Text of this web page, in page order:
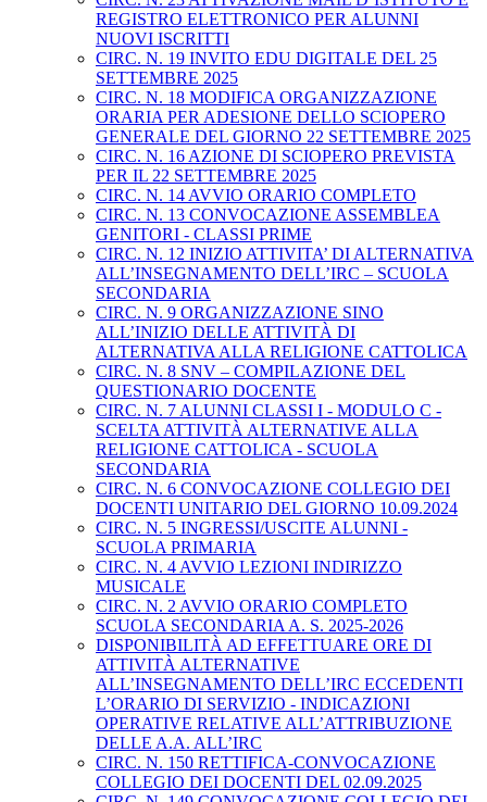
REGISTRO ELETTRONICO PER ALUNNI
NUOVI ISCRITTI
CIRC. N. 19 INVITO EDU DIGITALE DEL 25
SETTEMBRE 2025
CIRC. N. 18 MODIFICA ORGANIZZAZIONE
ORARIA PER ADESIONE DELLO SCIOPERO
GENERALE DEL GIORNO 22 SETTEMBRE 2025
CIRC. N. 16 AZIONE DI SCIOPERO PREVISTA
PER IL 22 SETTEMBRE 2025
CIRC. N. 14 AVVIO ORARIO COMPLETO
CIRC. N. 13 CONVOCAZIONE ASSEMBLEA
GENITORI - CLASSI PRIME
CIRC. N. 12 INIZIO ATTIVITA’ DI ALTERNATIVA
ALL’INSEGNAMENTO DELL’IRC – SCUOLA
SECONDARIA
CIRC. N. 9 ORGANIZZAZIONE SINO
ALL’INIZIO DELLE ATTIVITÀ DI
ALTERNATIVA ALLA RELIGIONE CATTOLICA
CIRC. N. 8 SNV – COMPILAZIONE DEL
QUESTIONARIO DOCENTE
CIRC. N. 7 ALUNNI CLASSI I - MODULO C -
SCELTA ATTIVITÀ ALTERNATIVE ALLA
RELIGIONE CATTOLICA - SCUOLA
SECONDARIA
CIRC. N. 6 CONVOCAZIONE COLLEGIO DEI
DOCENTI UNITARIO DEL GIORNO 10.09.2024
CIRC. N. 5 INGRESSI/USCITE ALUNNI -
SCUOLA PRIMARIA
CIRC. N. 4 AVVIO LEZIONI INDIRIZZO
MUSICALE
CIRC. N. 2 AVVIO ORARIO COMPLETO
SCUOLA SECONDARIA A. S. 2025-2026
DISPONIBILITÀ AD EFFETTUARE ORE DI
ATTIVITÀ ALTERNATIVE
ALL’INSEGNAMENTO DELL’IRC ECCEDENTI
L’ORARIO DI SERVIZIO - INDICAZIONI
OPERATIVE RELATIVE ALL’ATTRIBUZIONE
DELLE A.A. ALL’IRC
CIRC. N. 150 RETTIFICA-CONVOCAZIONE
COLLEGIO DEI DOCENTI DEL 02.09.2025